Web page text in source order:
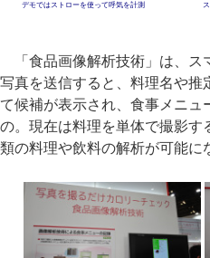
デモではストローを使って呼気を計測
「食品画像解析技術」は、ス
写真を送信すると、料理名や推
て候補が表示され、食事メニュ
の。現在は料理を単体で撮影す
類の料理や飲料の解析が可能に